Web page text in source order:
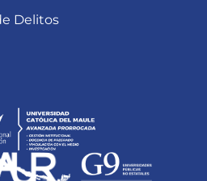
Delitos